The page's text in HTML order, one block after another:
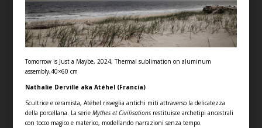
Tomorrow is Just a Maybe, 2024, Thermal sublimation on aluminum
assembly,40×60 cm
Nathalie Derville aka Atéhel (Francia)
Scultrice e ceramista, Atéhel risveglia antichi miti attraverso la delicatezza
della porcellana. La serie Mythes et Civilisationsrestituisce archetipi ancestrali
con tocco magico e materico, modellando narrazioni senza tempo.